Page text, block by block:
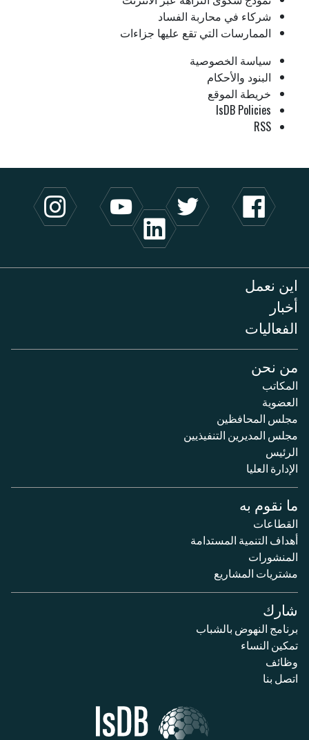
شركاء في محاربة الفساد
الممارسات التي تقع عليها جزاءات
سياسة الخصوصية
البنود والأحكام
خريطة الموقع
IsDB Policies
RSS
اين نعمل
أخبار
الفعاليات
من نحن
المكاتب
العضوية
مجلس المحافظين
مجلس المديرين التنفيذيين
الرئيس
الإدارة العليا
ما نقوم به
القطاعات
أهداف التنمية المستدامة
المنشورات
مشتريات المشاريع
شارك
برنامج النهوض بالشباب
تمكين النساء
وظائف
اتصل بنا